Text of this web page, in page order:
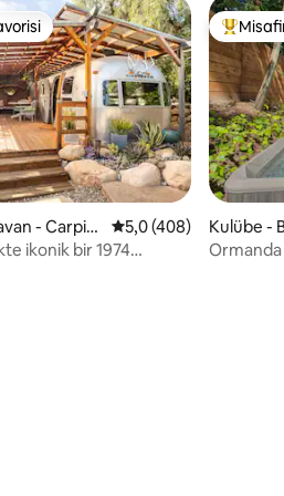
en beğenilenler arasında
- Carpint
5 üzerinden ortalama
5,0 (408)
ikonik bir 1974
Kulübe -